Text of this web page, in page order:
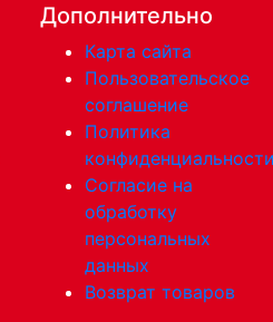
Дополнительно
Карта сайта
Пользовательское
соглашение
Политика
Согласие на
обработку
персональных
данных
Возврат товаров